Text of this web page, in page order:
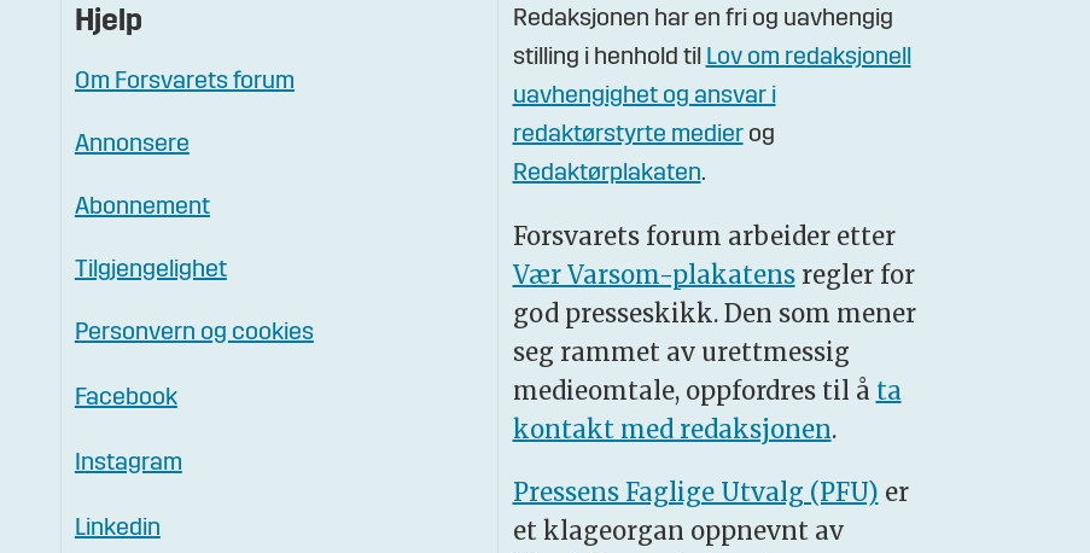
Hjelp
Om Forsvarets forum
Annonsere
Abonnement
Tilgjengelighet
Personvern og cookies
Facebook
Instagram
Linkedin
Redaksjonen har en fri og uavhengig
stilling i henhold til Lov om redaksjonell
uavhengighet og ansvar i
redaktørstyrte medierog
Redaktørplakaten.
Forsvarets forum arbeider etter
Vær Varsom-plakatensregler for
god presseskikk. Den som mener
seg rammet av urettmessig
medieomtale, oppfordres til å ta
kontakt med redaksjonen.
Pressens Faglige Utvalg (PFU) er
et klageorgan oppnevnt av